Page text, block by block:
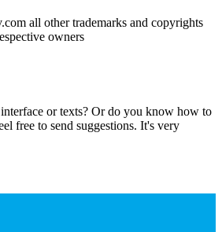
all other trademarks and copyrights
owners
or texts? Or do you know how to
free to send suggestions. It's very